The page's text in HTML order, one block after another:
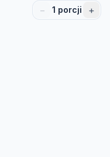
− 1 porcji +